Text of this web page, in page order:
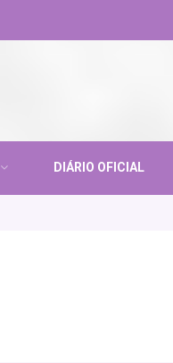
DIÁRIO OFICIAL